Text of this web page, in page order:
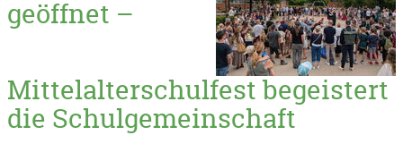
geöffnet –
Mittelalterschulfest begeistert
die Schulgemeinschaft